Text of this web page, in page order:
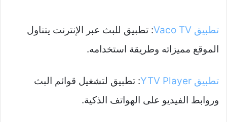
تطبيق Vaco TV
: تطبيق للبث عبر الإنترنت يتناول
الموقع مميزاته وطريقة استخدامه.
تطبيق YTV Player
: تطبيق لتشغيل قوائم البث
وروابط الفيديو على الهواتف الذكية.